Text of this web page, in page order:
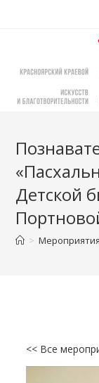
Детской
> Мероприятия
<< Все